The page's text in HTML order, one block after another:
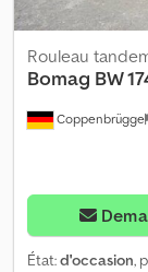
Coppenbrügge
Rouleau
Bomag BW
État:d'occasion,